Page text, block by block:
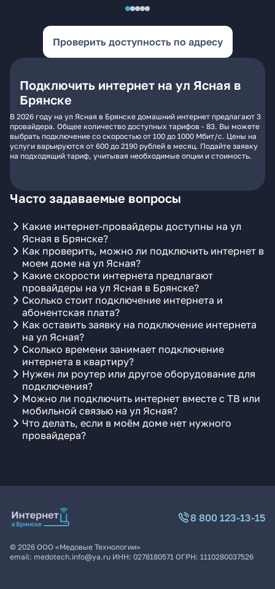
Проверить доступность по адресу
Подключить интернет на ул Ясная в
Брянске
В 2026 году на ул Ясная в Брянске домашний интернет предлагают 3
провайдера. Общее количество доступных тарифов - 83. Вы можете
выбрать подключение со скоростью от 100 до 1000 Мбит/с. Цены на
услуги варьируются от 600 до 2190 рублей в месяц. Подайте заявку
на подходящий тариф, учитывая необходимые опции и стоимость.
Часто задаваемые вопросы
Какие интернет-провайдеры доступны на ул
Ясная в Брянске?
Как проверить, можно ли подключить интернет в
моем доме на ул Ясная?
Какие скорости интернета предлагают
провайдеры на ул Ясная в Брянске?
Сколько стоит подключение интернета и
абонентская плата?
Как оставить заявку на подключение интернета
на ул Ясная?
Сколько времени занимает подключение
интернета в квартиру?
Нужен ли роутер или другое оборудование для
подключения?
Можно ли подключить интернет вместе с ТВ или
мобильной связью на ул Ясная?
Что делать, если в моём доме нет нужного
провайдера?
8 800 123-13-15
© 2026 ООО «Медовые Технологии»
email: medotech.info@ya.ru ИНН: 0278180571 ОГРН: 1110280037526